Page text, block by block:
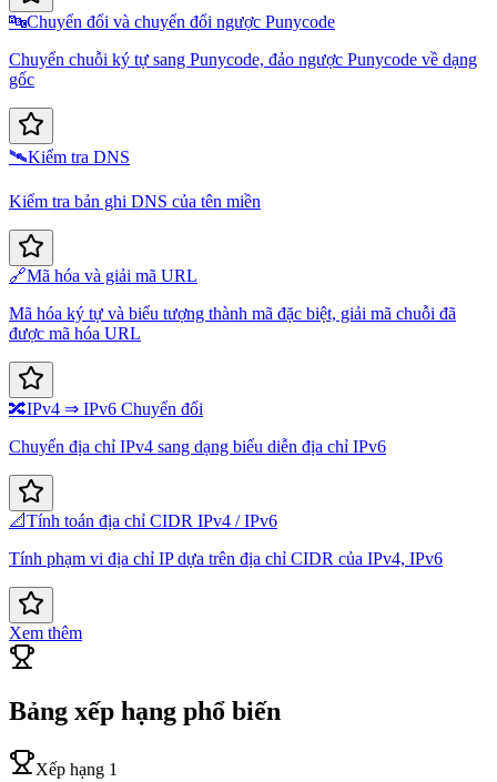
🔤Chuyển đổi và chuyển đổi ngược Punycode
Chuyển chuỗi ký tự sang Punycode, đảo ngược Punycode về dạng
gốc
🛰️Kiểm tra DNS
Kiểm tra bản ghi DNS của tên miền
🔗Mã hóa và giải mã URL
Mã hóa ký tự và biểu tượng thành mã đặc biệt, giải mã chuỗi đã
được mã hóa URL
🔀IPv4 ⇒ IPv6 Chuyển đổi
Chuyển địa chỉ IPv4 sang dạng biểu diễn địa chỉ IPv6
📐Tính toán địa chỉ CIDR IPv4 / IPv6
Tính phạm vi địa chỉ IP dựa trên địa chỉ CIDR của IPv4, IPv6
Xem thêm
Bảng xếp hạng phổ biến
Xếp hạng 1